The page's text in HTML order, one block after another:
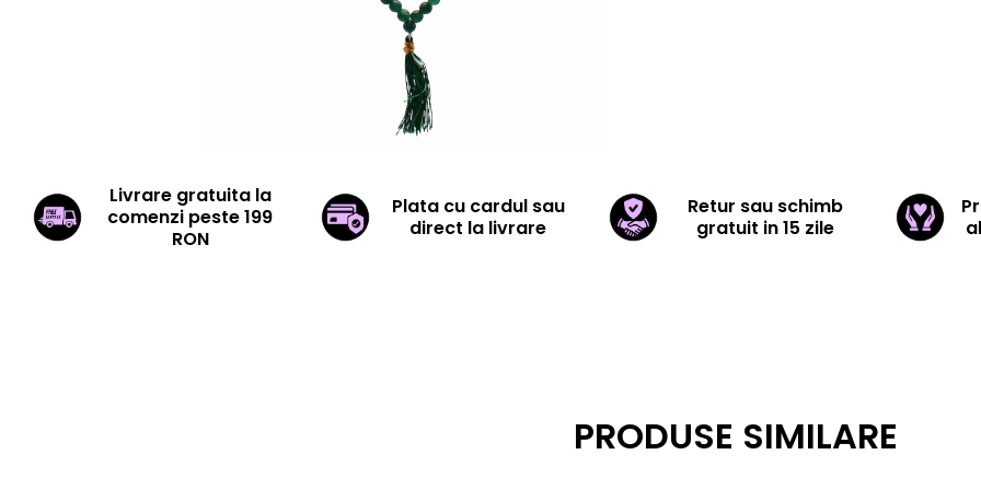
Livrare gratuita la
comenzi peste 199
RON
Plata cu cardul sau
direct la livrare
Retur sau schimb
gratuit in 15 zile
PRODUSE SIMILARE